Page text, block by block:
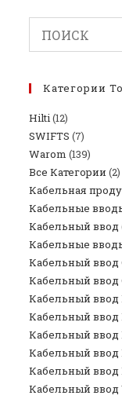
Категории
Hilti(12)
SWIFTS (7)
Warom (139)
Все Категории (2)
Кабельная
Кабельные
Кабельный ввод
Кабельные
Кабельный ввод
Кабельный ввод
Кабельный ввод
Кабельный ввод
Кабельный ввод
Кабельный ввод
Кабельный ввод
Кабельный ввод